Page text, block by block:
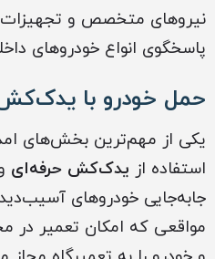
نیروهای متخصص و تجهیزات
پاسخگوی انواع خودروهای
حمل خودرو با
یکی از مهم‌ترین بخش‌های
استفاده از یدک‌کش حرفه‌ای
جابه‌جایی خودروهای
مواقعی که امکان تعمیر در